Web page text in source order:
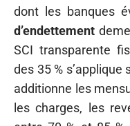
dont les banques
d’endettement
SCI transparente
des 35 %
additionne les
les charges, les